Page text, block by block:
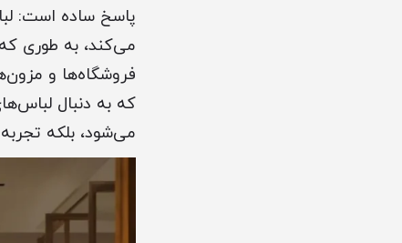
پاسخ ساده است:
می‌کند، به طوری
فروشگاه‌ها و
که به دنبال
می‌شود، بلکه